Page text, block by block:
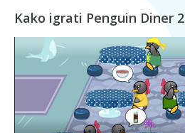
Kako igrati Penguin Diner 2